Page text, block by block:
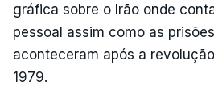
gráfica sobre o Irão onde
pessoal assim como as
aconteceram após a
1979.